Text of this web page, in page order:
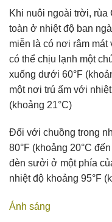
Khi nuôi ngoài trời, rùa
toàn ở nhiệt độ ban
miễn là có nơi râm
có thể chịu lạnh một
xuống dưới 60°F
một nơi trú ấm với
(khoảng 21°C)
Đối với chuồng trong
80°F (khoảng 20°C
đèn sưởi ở một phía
nhiệt độ khoảng 95°F
Ánh sáng